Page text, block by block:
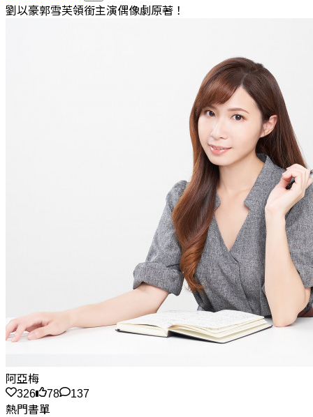
劉以豪郭雪芙領銜主演偶像劇原著！
阿亞梅
326
78
137
熱門書單